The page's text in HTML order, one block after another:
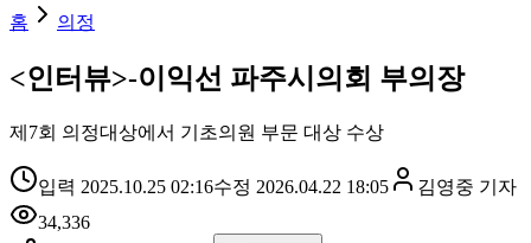
홈 의정
<인터뷰>-이익선 파주시의회 부의장
제7회 의정대상에서 기초의원 부문 대상 수상
입력 2025.10.25 02:16수정 2026.04.22 18:05 김영중 기자
34,336